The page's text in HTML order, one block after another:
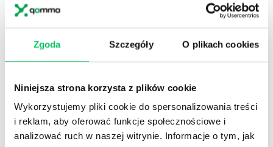
Zgoda Szczegóły O plikach cookies
Niniejsza strona korzysta z plików cookie
Wykorzystujemy pliki cookie do spersonalizowania treści
i reklam, aby oferować funkcje społecznościowe i
analizować ruch w naszej witrynie. Informacje o tym, jak
sprzedaży, zarządzania projektami czy
800 pigułek wiedzy
40 filmów edukacyjnych
i wiele więcej
Nowy użytkownik?
Zarejestruj się